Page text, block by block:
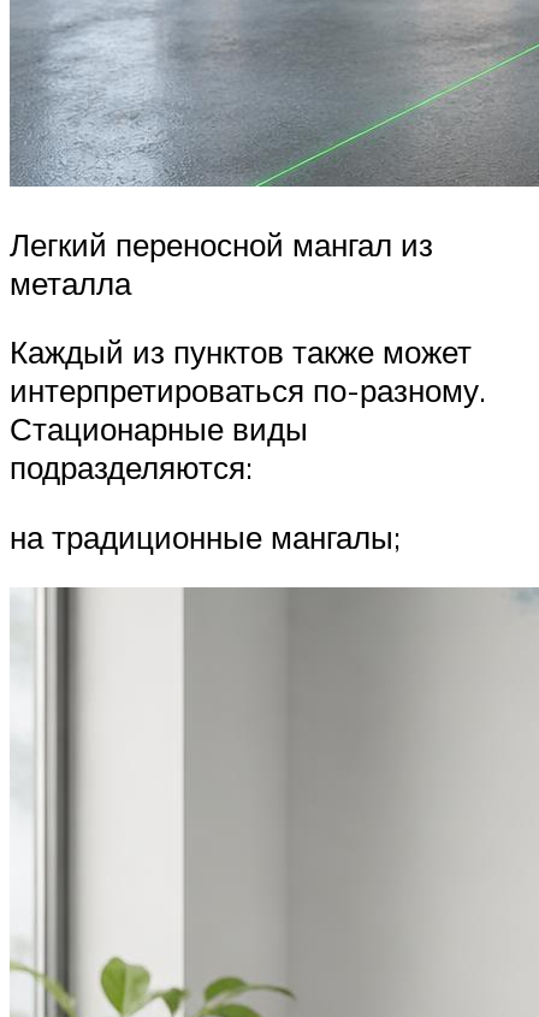
Легкий переносной мангал из
металла
Каждый из пунктов также может
интерпретироваться по-разному.
Стационарные виды
подразделяются:
на традиционные мангалы;